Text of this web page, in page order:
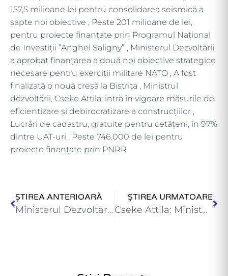
157,5 milioane lei pentru consolidarea seismică a
șapte noi obiective , Peste 201 milioane de lei,
pentru proiecte finanțate prin Programul Național
de Investiții ”Anghel Saligny” , Ministerul Dezvoltării
a aprobat finanțarea a două noi obiective strategice
necesare pentru exerciții militare NATO , A fost
finalizată o nouă creșă la Bistrița , Ministrul
dezvoltării, Cseke Attila: intră în vigoare măsurile de
eficientizare și debirocratizare a construcțiilor ,
Lucrări de cadastru, gratuite pentru cetățeni, în 97%
dintre UAT-uri , Peste 746.000 de lei pentru
proiecte finanțate prin PNRR
ȘTIREA ANTERIOARĂ
Ministerul Dezvoltării a virat peste 191 de milioane lei pentru…
ȘTIREA URMATOARE
Cseke Attila: Ministerul Dezvoltării a virat peste 180 milioane lei…